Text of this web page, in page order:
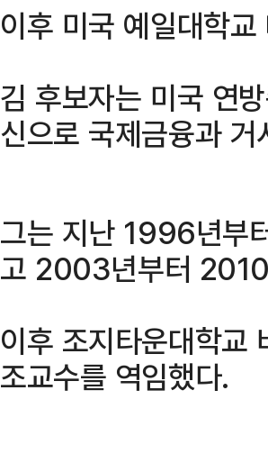
이후 미국 예일대학
김 후보자는 미국 연
신으로 국제금융과
그는 지난 1996년부
고 2003년부터 2010
이후 조지타운대학교
조교수를 역임했다.